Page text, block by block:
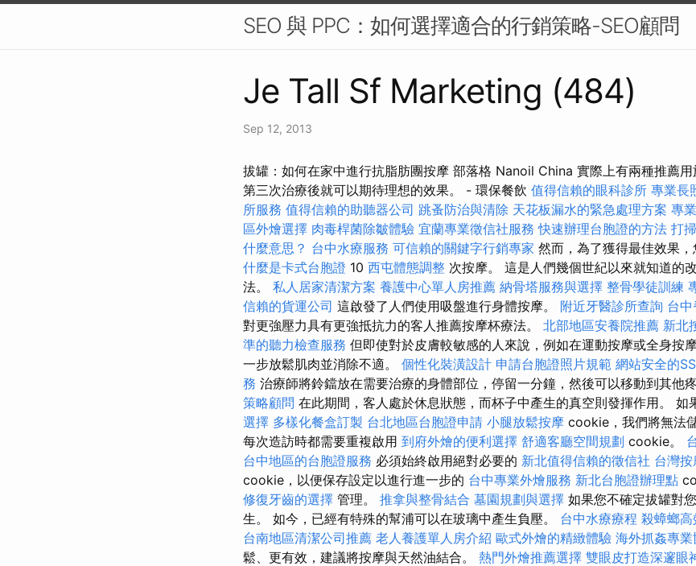
SEO 與 PPC：如何選擇適合的行銷策略-SEO顧問
Je Tall Sf Marketing (484)
Sep 12, 2013
拔罐：如何在家中進行抗脂肪團按摩 部落格 Nanoil China 實際上有兩種推薦
第三次治療後就可以期待理想的效果。 - 環保餐飲 值得信賴的眼科診所 專業長
所服務 值得信賴的助聽器公司 跳蚤防治與清除 天花板漏水的緊急處理方案 專
區外燴選擇 肉毒桿菌除皺體驗 宜蘭專業徵信社服務 快速辦理台胞證的方法 打
什麼意思？ 台中水療服務 可信賴的關鍵字行銷專家 然而，為了獲得最佳效果
什麼是卡式台胞證 10 西屯體態調整 次按摩。 這是人們幾個世紀以來就知道的
法。 私人居家清潔方案 養護中心單人房推薦 納骨塔服務與選擇 整骨學徒訓練
信賴的貨運公司 這啟發了人們使用吸盤進行身體按摩。 附近牙醫診所查詢 台
對更強壓力具有更強抵抗力的客人推薦按摩杯療法。 北部地區安養院推薦 新北
準的聽力檢查服務 但即使對於皮膚較敏感的人來說，例如在運動按摩或全身按
一步放鬆肌肉並消除不適。 個性化裝潢設計 申請台胞證照片規範 網站安全的
務 治療師將鈴鐺放在需要治療的身體部位，停留一分鐘，然後可以移動到其他
策略顧問 在此期間，客人處於休息狀態，而杯子中產生的真空則發揮作用。 如
選擇 多樣化餐盒訂製 台北地區台胞證申請 小腿放鬆按摩 cookie，我們將無法
每次造訪時都需要重複啟用 到府外燴的便利選擇 舒適客廳空間規劃 cookie。
台中地區的台胞證服務 必須始終啟用絕對必要的 新北值得信賴的徵信社 台灣
cookie，以便保存設定以進行進一步的 台中專業外燴服務 新北台胞證辦理點
修復牙齒的選擇 管理。 推拿與整骨結合 墓園規劃與選擇 如果您不確定拔罐對
生。 如今，已經有特殊的幫浦可以在玻璃中產生負壓。 台中水療療程 殺蟑螂高
台南地區清潔公司推薦 老人養護單人房介紹 歐式外燴的精緻體驗 海外抓姦專業
鬆、更有效，建議將按摩與天然油結合。 熱門外燴推薦選擇 雙眼皮打造深邃眼